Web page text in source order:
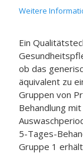
Weitere
Ein
ob das
äquivalent zu
Gruppen von
Behandlung
5-Tages-
Gruppe 1